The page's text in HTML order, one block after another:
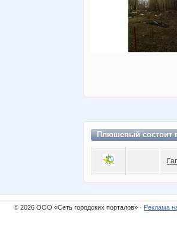
Плюшевый состоит
© 2026 ООО «Сеть городских порталов» · Реклама